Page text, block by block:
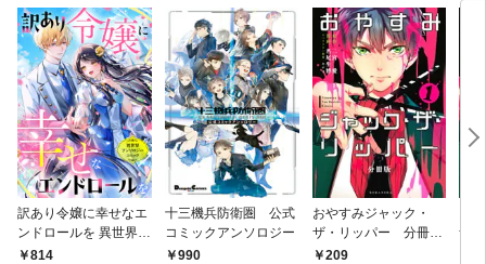
訳あり令嬢に幸せなエ
ンドロールを 異世界ア
ンソロジーコミック
814
十三機兵防衛圏 公式
コミックアンソロジー
990
おやすみジャック・
ザ・リッパー 分冊版
（１）
209
ザ